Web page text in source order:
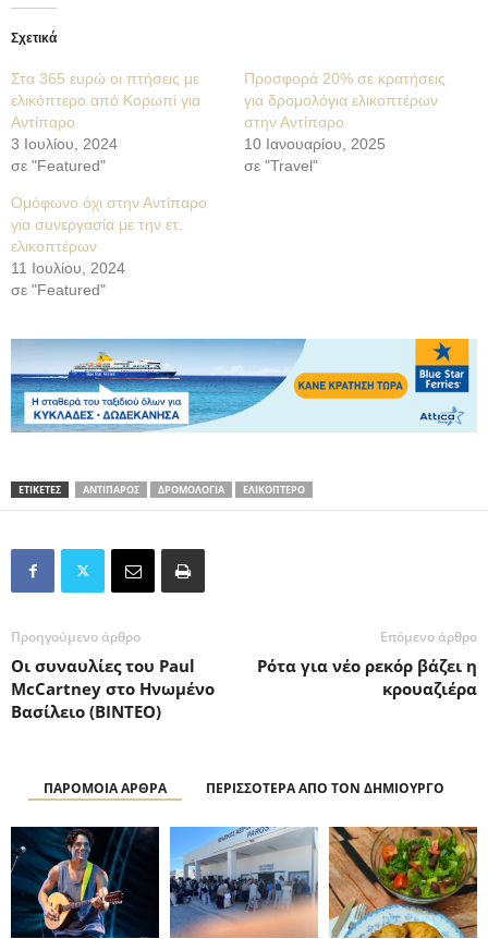
Σχετικά
Στα 365 ευρώ οι πτήσεις με
ελικόπτερο από Κορωπί για
Αντίπαρο
3 Ιουλίου, 2024
σε "Featured"
Προσφορά 20% σε κρατήσεις
για δρομολόγια ελικοπτέρων
στην Αντίπαρο
10 Ιανουαρίου, 2025
σε "Travel"
Ομόφωνο όχι στην Αντίπαρο
για συνεργασία με την ετ.
ελικοπτέρων
11 Ιουλίου, 2024
σε "Featured"
ΕΤΙΚΕΤΕΣ ΑΝΤΙΠΑΡΟΣ ΔΡΟΜΟΛΟΓΙΑ ΕΛΙΚΟΠΤΕΡΟ
Προηγούμενο άρθρο
Οι συναυλίες του Paul
McCartney στο Ηνωμένο
Βασίλειο (ΒΙΝΤΕΟ)
Επόμενο άρθρο
Ρότα για νέο ρεκόρ βάζει η
κρουαζιέρα
ΠΑΡΟΜΟΙΑ ΑΡΘΡΑ ΠΕΡΙΣΣΟΤΕΡΑ ΑΠΟ ΤΟΝ ΔΗΜΙΟΥΡΓΟ